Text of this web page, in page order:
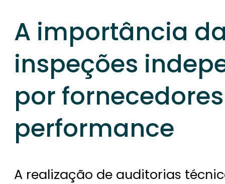
A importância
inspeções
por
performance
A realização de auditorias